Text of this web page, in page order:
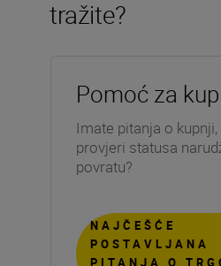
tražite?
Pomoć za
Imate pitanja o
provjeri statusa
povratu?
NAJČEŠĆE
POSTAVLJANA
PITANJA O